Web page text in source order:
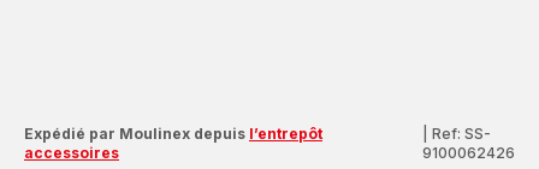
Expédié par Moulinex depuis l’entrepôt
accessoires
Ref: SS-
9100062426